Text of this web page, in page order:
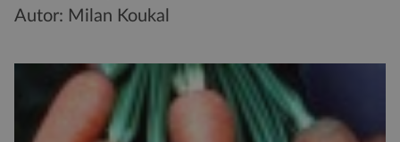
Autor: Milan Koukal